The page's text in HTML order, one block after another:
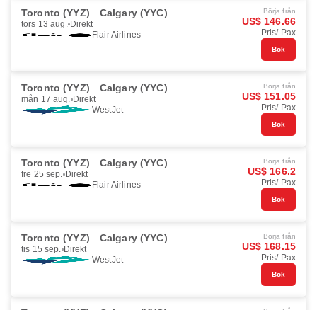
Toronto (YYZ) Calgary (YYC)
tors 13 aug. Direkt
Flair Airlines
Börja från
US$ 146.66
Pris/ Pax
Bok
Toronto (YYZ) Calgary (YYC)
mån 17 aug. Direkt
WestJet
Börja från
US$ 151.05
Pris/ Pax
Bok
Toronto (YYZ) Calgary (YYC)
fre 25 sep. Direkt
Flair Airlines
Börja från
US$ 166.2
Pris/ Pax
Bok
Toronto (YYZ) Calgary (YYC)
tis 15 sep. Direkt
WestJet
Börja från
US$ 168.15
Pris/ Pax
Bok